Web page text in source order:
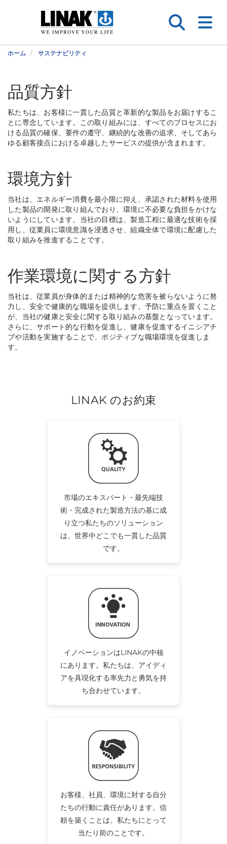
ホーム サステナビリティ
品質方針
私たちは、お客様に一貫した品質と革新的な製品をお届けするこ
とに専念しています。この取り組みには、すべてのプロセスにお
ける品質の確保、要件の遵守、継続的な改善の追求、そしてあら
ゆる顧客接点における卓越したサービスの提供が含まれます。
環境方針
当社は、エネルギー消費を最小限に抑え、承認された材料を使用
した製品の開発に取り組んでおり、環境に不必要な負担をかけな
いようにしています。当社の目標は、製造工程に最適な技術を採
用し、従業員に環境意識を浸透させ、組織全体で環境に配慮した
取り組みを推進することです。
作業環境に関する方針
当社は、従業員が身体的または精神的な危害を被らないように努
力し、安全で健康的な職場を提供します。予防に重点を置くこと
が、当社の健康と安全に関する取り組みの基盤となっています。
さらに、サポート的な行動を促進し、健康を促進するイニシアチ
ブや活動を実施することで、ポジティブな職場環境を促進しま
す。
LINAK のお約束
市場のエキスパート・最先端技
術・完成された製造方法の基に成
り立つ私たちのソリューション
は、世界中どこでも一貫した品質
です。
イノベーションはLINAKの中核
にあります。私たちは、アイディ
アを具現化する率先力と勇気を持
ち合わせています。
お客様、社員、環境に対する自分
たちの行動に責任があります。信
頼を築くことは、私たちにとって
当たり前のことです。